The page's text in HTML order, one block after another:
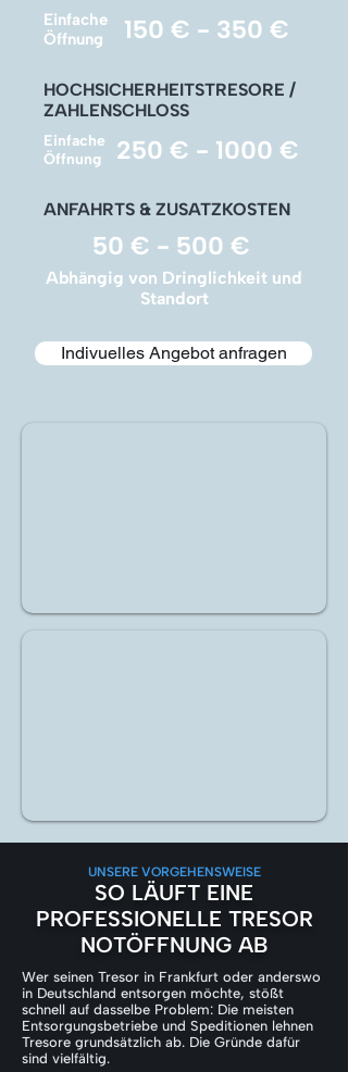
Einfache
Öffnung
150 € - 350 €
HOCHSICHERHEITSTRESORE /
ZAHLENSCHLOSS
Einfache
Öffnung
250 € - 1000 €
ANFAHRTS & ZUSATZKOSTEN
50 € - 500 €
Abhängig von Dringlichkeit und
Standort
Indivuelles Angebot anfragen
UNSERE VORGEHENSWEISE
SO LÄUFT EINE
PROFESSIONELLE TRESOR
NOTÖFFNUNG AB
Wer seinen Tresor in Frankfurt oder anderswo
in Deutschland entsorgen möchte, stößt
schnell auf dasselbe Problem: Die meisten
Entsorgungsbetriebe und Speditionen lehnen
Tresore grundsätzlich ab. Die Gründe dafür
sind vielfältig.